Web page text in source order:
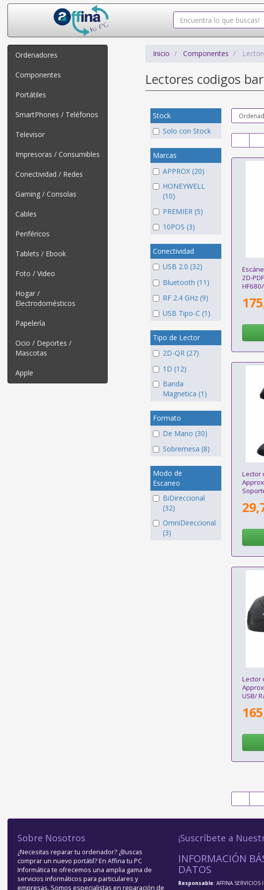
Ordenadores
Componentes
Portátiles
SmartPhones / Teléfonos
Televisor
Impresoras / Consumibles
Conectividad / Redes
Gaming / Consolas
Cables
Periféricos
Tablets / Ebook
Foto / Video
Hogar /
Electrodomésticos
Papelería
Ocio / Deportes /
Mascotas
Apple
Inicio Componentes
Lectores codigos
Stock
Solo con Stock
Marcas
APPROX (20)
HONEYWELL
(10)
PREMIER (5)
10POS (3)
Conectividad
USB 2.0 (32)
Bluetooth (11)
RF 2.4 GHz (9)
USB Tipo-C (1)
Tipo de Lector
2D-QR (27)
1D (12)
Banda
Magnetica (1)
Formato
De Mano (30)
Sobremesa (8)
Modo de
Escaneo
BiDireccional
(32)
OmniDireccional
(3)
2D-
Lector
Lector
USB/
Sobre Nosotros
¿Necesitas reparar tu ordenador? ¿Buscas
comprar un nuevo portátil? En Affina tu PC
Informática te ofrecemos una amplia gama de
servicios informáticos para particulares y
empresas. Somos especialistas en reparación de
¡Suscríbete a
INFORMACIÓN
DATOS
Responsable: AFFINA SERVICIOS